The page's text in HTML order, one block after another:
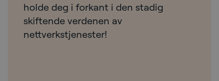
holde deg i forkant i den stadig
skiftende verdenen av
nettverkstjenester!